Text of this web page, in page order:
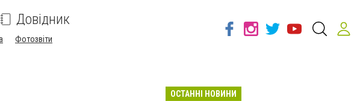
Довідник
Фотозвіти
ОСТАННІ НОВИНИ